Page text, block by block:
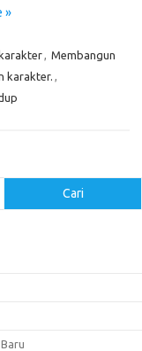
»
, Membangun
karakter. ,
Cari